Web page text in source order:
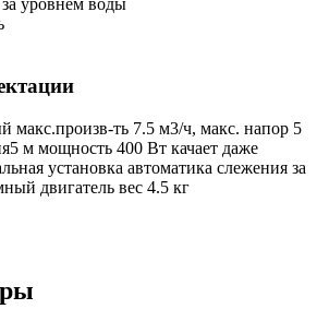
уровнем воды
макс.произв-ть 7.5 м3/ч, макс. напор 5
м мощность 400 Вт качает даже
установка автоматика слежения за
двигатель вес 4.5 кг